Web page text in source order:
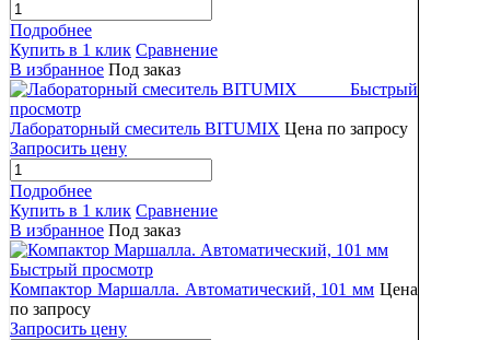
Подробнее
Купить в 1 клик Сравнение
В избранное Под заказ
Быстрый
просмотр
Лабораторный смеситель BITUMIX Цена по запросу
Запросить цену
Подробнее
Купить в 1 клик Сравнение
В избранное Под заказ
Быстрый просмотр
Компактор Маршалла. Автоматический, 101 мм Цена
по запросу
Запросить цену